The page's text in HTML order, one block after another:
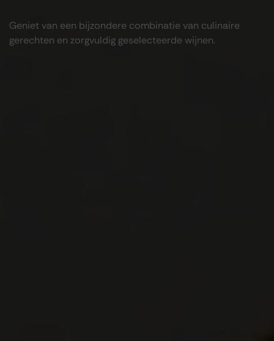
Geniet van een bijzondere combinatie van culinaire
gerechten en zorgvuldig geselecteerde wijnen.